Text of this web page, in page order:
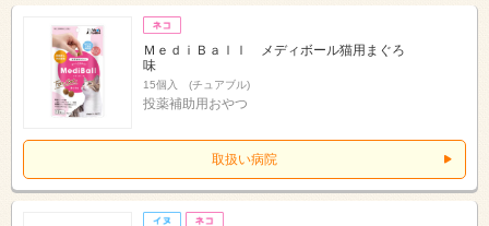
ＭｅｄｉＢａｌｌ メディボール猫用まぐろ
味
15個入 (チュアブル)
投薬補助用おやつ
取扱い病院